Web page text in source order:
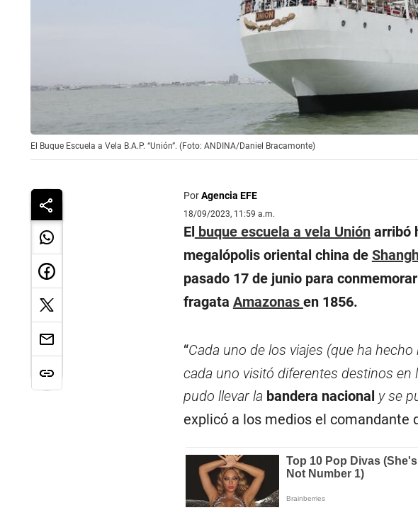
El Buque Escuela a Vela B.A.P. “Unión”. (Foto: ANDINA/Daniel Bracamonte)
PorAgencia EFE
18/09/2023, 11:59 a.m.
El buque escuela a vela Uniónarribó
megalópolis oriental china de
pasado 17 de junio para
fragata Amazonas en 1856.
“Cada uno de los viajes (que ha
cada uno visitó diferentes destinos en
pudo llevar la bandera nacional y se
explicó a los medios el comandante